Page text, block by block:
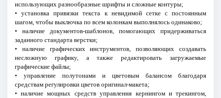
использующих разнообразные шрифты и сложные контуры;
• установка привязки текста к невидимой сетке с постоянным
шагом, чтобы выключка по всем колонкам выполнялось одинаково;
• наличие документов-шаблонов, помогающих придерживаться
заданного стандарта верстки;
• наличие графических инструментов, позволяющих создавать
несложную графику, а также редактировать загружаемые
графические файлы;
• управление полутонами и цветовым балансом благодаря
средствам регулировки цветов оригинал-макета;
• наличие мощных средств управления кернингом и трекингом,